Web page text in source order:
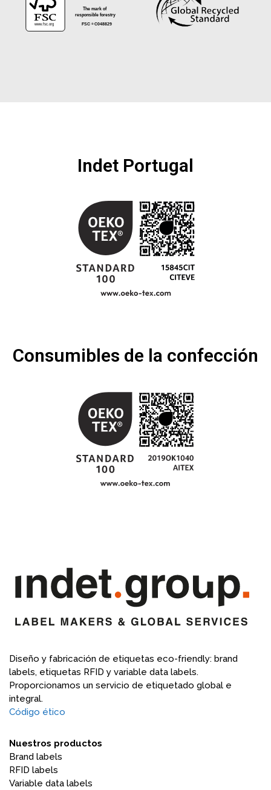
www.fsc.org ®
FSC C048829
The mark of
responsible forestry
Indet Portugal
Consumibles de la confección
Diseño y fabricación de etiquetas eco-friendly: brand
labels, etiquetas RFID y variable data labels.
Proporcionamos un servicio de etiquetado global e
integral.
Código ético
Nuestros productos
Brand labels
RFID labels
Variable data labels